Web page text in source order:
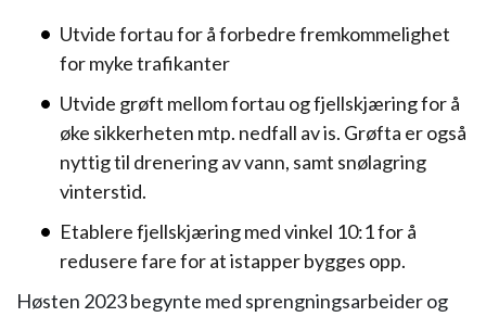
Utvide fortau for å forbedre fremkommelighet
for myke trafikanter
Utvide grøft mellom fortau og fjellskjæring for å
øke sikkerheten mtp. nedfall av is. Grøfta er også
nyttig til drenering av vann, samt snølagring
vinterstid.
Etablere fjellskjæring med vinkel 10:1 for å
redusere fare for at istapper bygges opp.
Høsten 2023 begynte med sprengningsarbeider og